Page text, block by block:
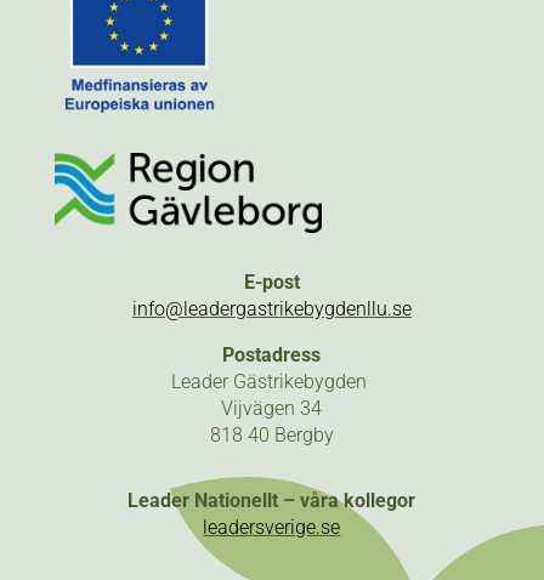
E-post
info@leadergastrikebygdenllu.se
Postadress
Leader Gästrikebygden
Vijvägen 34
818 40 Bergby
Leader Nationellt – våra kollegor
leadersverige.se